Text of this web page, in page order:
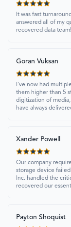
It was fast
answered all of my
recovered data
Goran Vuksan
I've now had
them higher than 5
digitization of
have always
Xander Powell
Our company
storage device
Inc. handled the
recovered our
Payton Shoquist